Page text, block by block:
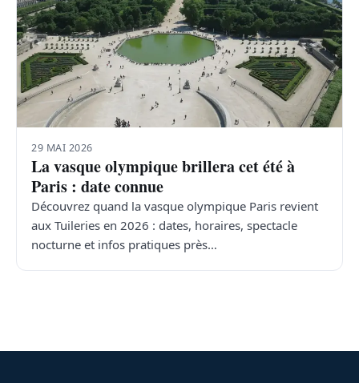
29 MAI 2026
La vasque olympique brillera cet été à
Paris : date connue
Découvrez quand la vasque olympique Paris revient
aux Tuileries en 2026 : dates, horaires, spectacle
nocturne et infos pratiques près…